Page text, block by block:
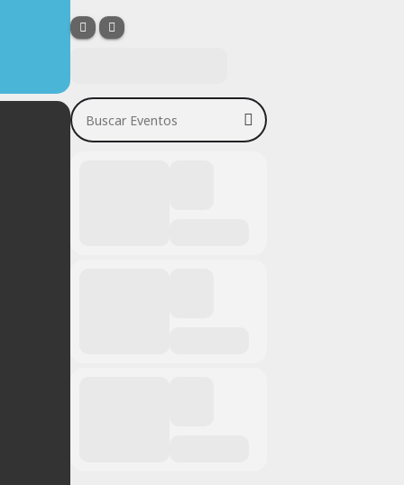
Buscar Eventos